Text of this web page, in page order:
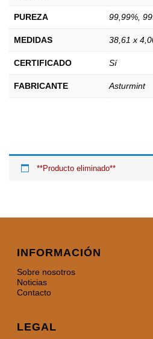
PUREZA 99,99%,
MEDIDAS 38,61 x
CERTIFICADO Sí
FABRICANTE Asturmint
**Producto eliminado**
INFORMACIÓN
Sobre nosotros
Noticias
Contacto
LEGAL